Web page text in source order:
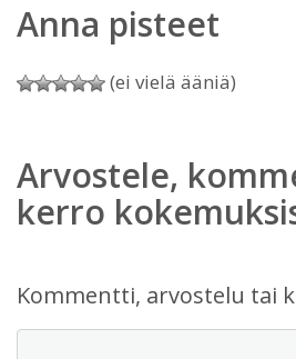
Anna pisteet
(ei vielä ääniä)
Arvostele,
kerro
Kommentti, arvostelu tai